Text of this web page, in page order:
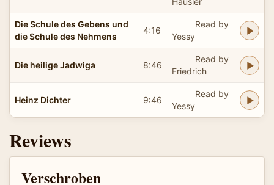
Die Schule des Gebens und
die Schule des Nehmens
4:16
Read by
Yessy
Die heilige Jadwiga 8:46
Read by
Friedrich
Heinz Dichter 9:46
Read by
Yessy
Reviews
Verschroben